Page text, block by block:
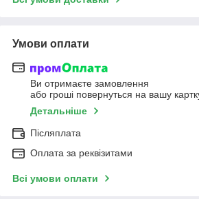
Умови оплати
Ви отримаєте замовлення
або гроші повернуться на вашу
Детальніше
Післяплата
Оплата за реквізитами
Всі умови оплати